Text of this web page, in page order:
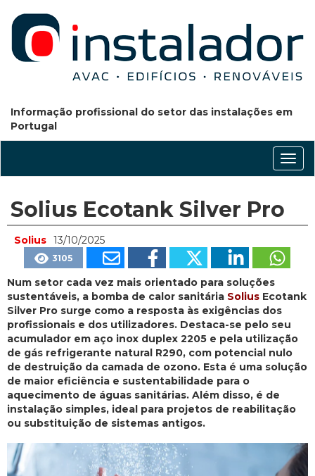
Informação profissional do setor das instalações em
Portugal
Solius Ecotank Silver Pro
Solius 13/10/2025
3105
Num setor cada vez mais orientado para soluções
sustentáveis, a bomba de calor sanitária Solius Ecotank
Silver Pro surge como a resposta às exigências dos
profissionais e dos utilizadores. Destaca-se pelo seu
acumulador em aço inox duplex 2205 e pela utilização
de gás refrigerante natural R290, com potencial nulo
de destruição da camada de ozono. Esta é uma solução
de maior eficiência e sustentabilidade para o
aquecimento de águas sanitárias. Além disso, é de
instalação simples, ideal para projetos de reabilitação
ou substituição de sistemas antigos.